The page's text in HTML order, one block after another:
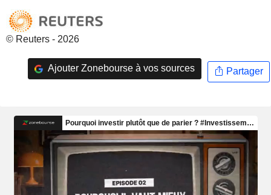
© Reuters - 2026
Ajouter Zonebourse à vos sources Partager